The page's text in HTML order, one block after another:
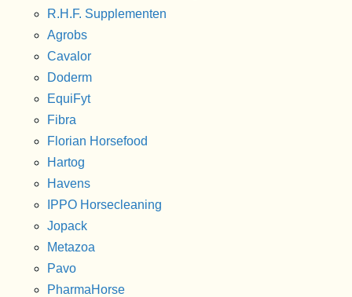
R.H.F. Supplementen
Agrobs
Cavalor
Doderm
EquiFyt
Fibra
Florian Horsefood
Hartog
Havens
IPPO Horsecleaning
Jopack
Metazoa
Pavo
PharmaHorse